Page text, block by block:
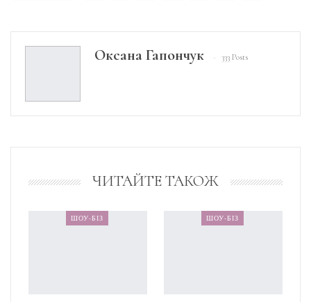
Оксана Гапончук 333 Posts
ЧИТАЙТЕ ТАКОЖ
ШОУ-БІЗ ШОУ-БІЗ